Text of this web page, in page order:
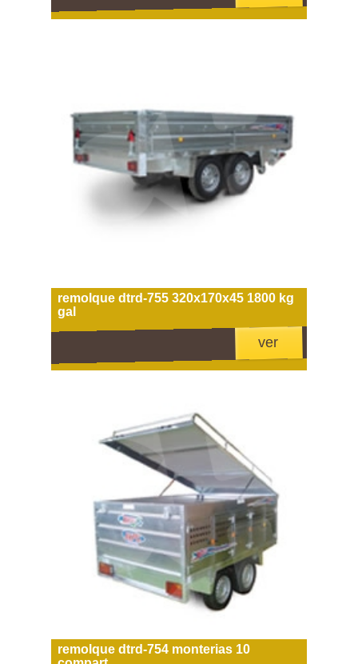
remolque dtrd-755 320x170x45 1800 kg
gal
ver
remolque dtrd-754 monterias 10